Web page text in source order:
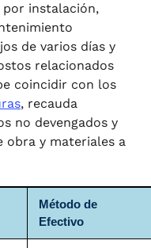
instalación,
de varios días y
relacionados
coincidir con los
, recauda
no devengados y
obra y materiales a
Método de
Efectivo